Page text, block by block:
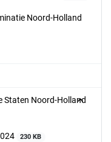
Noord-Holland
Staten Noord-Holland
230 KB